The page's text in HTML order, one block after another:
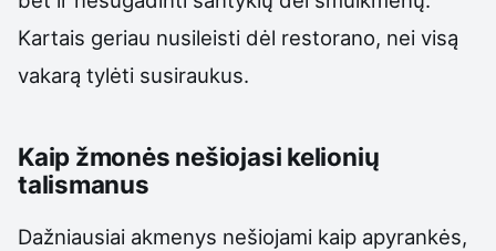
Kartais geriau nusileisti dėl restorano, nei visą
vakarą tylėti susiraukus.
Kaip žmonės nešiojasi kelionių
talismanus
Dažniausiai akmenys nešiojami kaip apyrankės,